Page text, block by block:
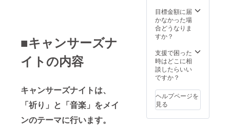
■キャンサーズナ
イトの内容
キャンサーズナイトは、
「祈り」と「音楽」をメイ
ンのテーマに行います。
セージ
にて
「アカ
「掲載
拒否」
の旨を
ご連絡
い。
ご返金
いたし
ます。
基本的
に、購
入時の
camp-
ウント
名をご
記載い
たしま
場合は
お断り
するこ
す。そ
の際は
ご寄付
金額の
ご返金
いたし
ます。
目標金額に届
かなかった場
合どうなりま
すか？
支援で困った
時はどこに相
談したらいい
ですか？
ヘルプページを
見る